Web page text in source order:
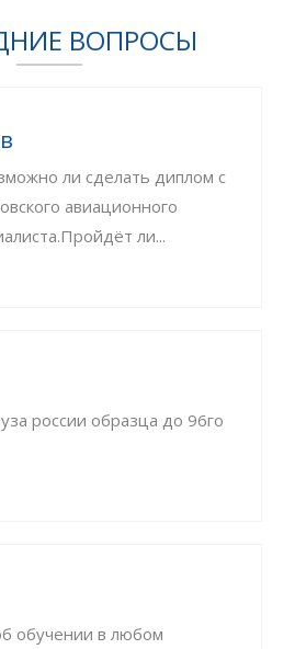
ВОПРОСЫ
ли сделать диплом с
авиационного
ли...
россии образца до 96го
обучении в любом